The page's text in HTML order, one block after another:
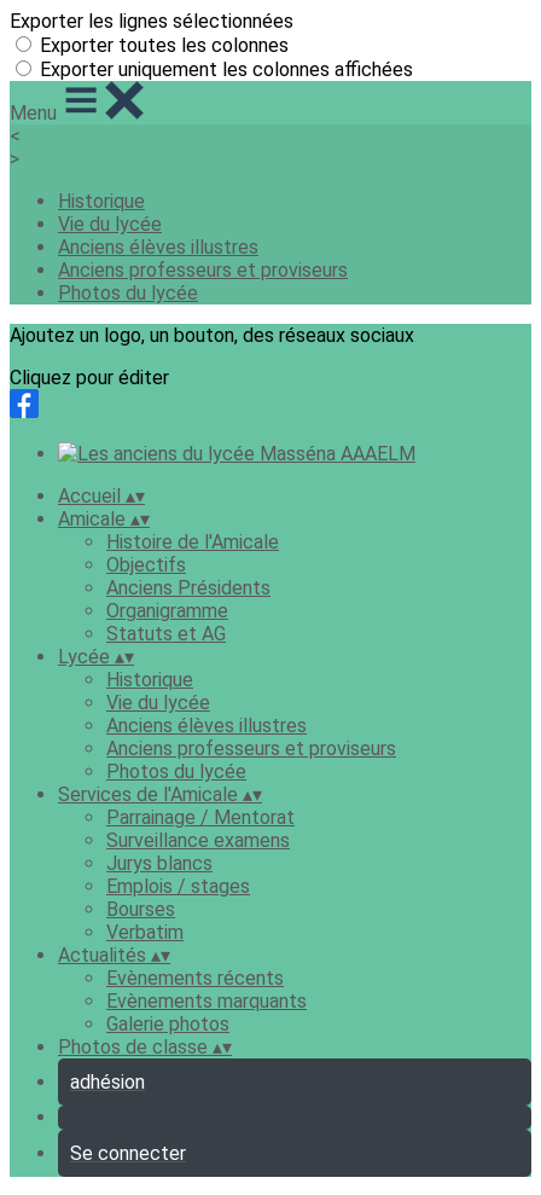
Exporter les lignes sélectionnées
Exporter toutes les colonnes
Exporter uniquement les colonnes affichées
Menu
<
>
Historique
Vie du lycée
Anciens élèves illustres
Anciens professeurs et proviseurs
Photos du lycée
Ajoutez un logo, un bouton, des réseaux sociaux
Cliquez pour éditer
Accueil ▴▾
Amicale ▴▾
Histoire de l'Amicale
Objectifs
Anciens Présidents
Organigramme
Statuts et AG
Lycée ▴▾
Historique
Vie du lycée
Anciens élèves illustres
Anciens professeurs et proviseurs
Photos du lycée
Services de l'Amicale ▴▾
Parrainage / Mentorat
Surveillance examens
Jurys blancs
Emplois / stages
Bourses
Verbatim
Actualités ▴▾
Evènements récents
Evènements marquants
Galerie photos
Photos de classe ▴▾
adhésion
Se connecter